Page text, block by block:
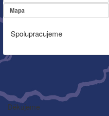
Mapa
Spolupracujeme
Děkujeme